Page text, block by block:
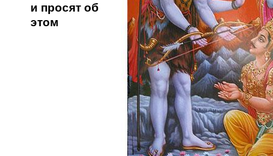
и просят об
этом